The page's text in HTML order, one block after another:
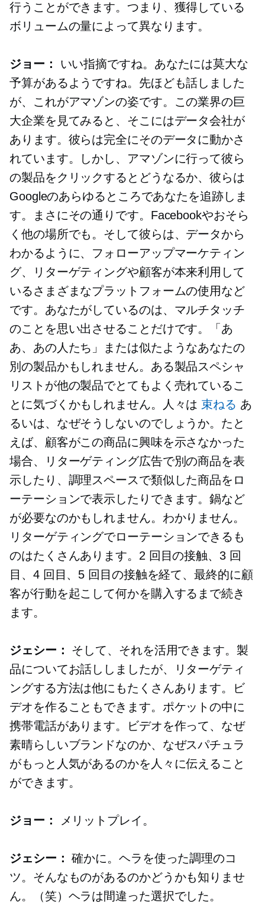
行うことができます。つまり、獲得している
ボリュームの量によって異なります。
ジョー：
いい指摘ですね。あなたには莫大な
予算があるようですね。先ほども話しました
が、これがアマゾンの姿です。この業界の巨
大企業を見てみると、そこにはデータ会社が
あります。彼らは完全にそのデータに動かさ
れています。しかし、アマゾンに行って彼ら
の製品をクリックするとどうなるか、彼らは
Googleのあらゆるところであなたを追跡しま
す。まさにその通りです。Facebookやおそら
く他の場所でも。そして彼らは、データから
わかるように、フォローアップマーケティン
グ、リターゲティングや顧客が本来利用して
いるさまざまなプラットフォームの使用など
です。あなたがしているのは、マルチタッチ
のことを思い出させることだけです。「あ
あ、あの人たち」または似たようなあなたの
別の製品かもしれません。ある製品スペシャ
リストが他の製品でとてもよく売れているこ
とに気づくかもしれません。人々は 束ねる あ
るいは、なぜそうしないのでしょうか。たと
えば、顧客がこの商品に興味を示さなかった
場合、リターゲティング広告で別の商品を表
示したり、調理スペースで類似した商品をロ
ーテーションで表示したりできます。鍋など
が必要なのかもしれません。わかりません。
リターゲティングでローテーションできるも
のはたくさんあります。2 回目の接触、3 回
目、4 回目、5 回目の接触を経て、最終的に顧
客が行動を起こして何かを購入するまで続き
ます。
ジェシー：
そして、それを活用できます。製
品についてお話ししましたが、リターゲティ
ングする方法は他にもたくさんあります。ビ
デオを作ることもできます。ポケットの中に
携帯電話があります。ビデオを作って、なぜ
素晴らしいブランドなのか、なぜスパチュラ
がもっと人気があるのか​​を人々に伝えること
ができます。
ジョー： メリットプレイ。
ジェシー： 確かに。ヘラを使った調理のコ
ツ。そんなものがあるのか​​どうかも知りませ
ん。（笑）ヘラは間違った選択でした。